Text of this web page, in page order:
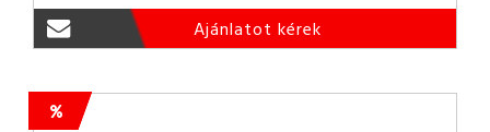
Ajánlatot kérek